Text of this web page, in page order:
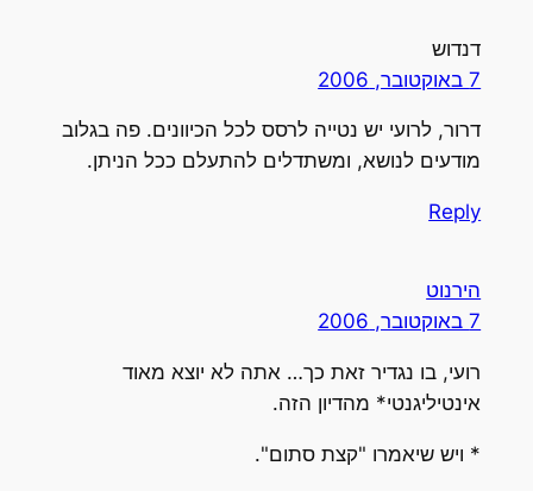
דנדוש
7 באוקטובר, 2006
דרור, לרועי יש נטייה לרסס לכל הכיוונים. פה בגלוב
מודעים לנושא, ומשתדלים להתעלם ככל הניתן.
Reply
הירנוט
7 באוקטובר, 2006
רועי, בו נגדיר זאת כך… אתה לא יוצא מאוד
אינטיליגנטי* מהדיון הזה.
* ויש שיאמרו "קצת סתום".